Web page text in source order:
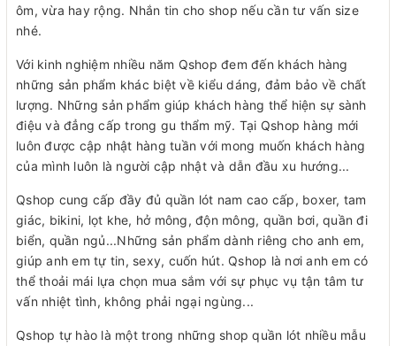
ôm, vừa hay rộng. Nhắn tin cho shop nếu cần tư vấn size
nhé.
Với kinh nghiệm nhiều năm Qshop đem đến khách hàng
những sản phẩm khác biệt về kiểu dáng, đảm bảo về chất
lượng. Những sản phẩm giúp khách hàng thể hiện sự sành
điệu và đẳng cấp trong gu thẩm mỹ. Tại Qshop hàng mới
luôn được cập nhật hàng tuần với mong muốn khách hàng
của mình luôn là người cập nhật và dẫn đầu xu hướng...
Qshop cung cấp đầy đủ quần lót nam cao cấp, boxer, tam
giác, bikini, lọt khe, hở mông, độn mông, quần bơi, quần đi
biển, quần ngủ...Những sản phẩm dành riêng cho anh em,
giúp anh em tự tin, sexy, cuốn hút. Qshop là nơi anh em có
thể thoải mái lựa chọn mua sắm với sự phục vụ tận tâm tư
vấn nhiệt tình, không phải ngại ngùng...
Qshop tự hào là một trong những shop quần lót nhiều mẫu